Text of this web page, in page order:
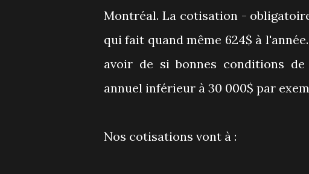
Montréal. La cotisation -
qui fait quand même 624$ à
avoir de si bonnes conditions
annuel inférieur à 30 000$ par
Nos cotisations vont à :